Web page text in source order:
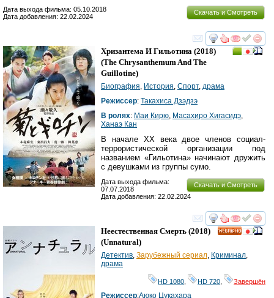
Скачать и Смотреть
Дата выхода фильма: 05.10.2018
Дата добавления: 22.02.2024
смотреть
Хризантема И Гильотина (2018)
(The Chrysanthemum And The
Guillotine)
Биография, История, Спорт, драма
Режиссер: Такахиса Дзэдзэ
В ролях: Маи Кирю, Масахиро Хигасидэ,
Ханаэ Кан
В начале XX века двое членов социал-
террористической организации под
названием «Гильотина» начинают дружить
с девушками из группы сумо.
Скачать и Смотреть
Дата выхода фильма:
07.07.2018
Дата добавления: 22.02.2024
смотреть
Неестественная Смерть (2018)
(Unnatural)
Детектив, Зарубежный сериал, Криминал,
драма
HD 1080 HD 720 Завершён
Режиссер:Аюко Цукахара